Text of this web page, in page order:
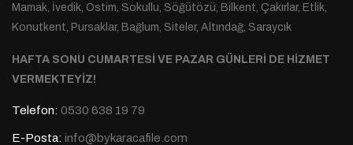
Mamak, İvedik, Ostim, Sokullu, Söğütözü, Bilkent, Çakırlar, Etlik,
Konutkent, Pursaklar, Bağlum, Siteler, Altındağ, Saraycık
HAFTA SONU CUMARTESİ VE PAZAR GÜNLERİ DE HİZMET
VERMEKTEYİZ!
Telefon: 0530 638 19 79
E-Posta: info@bykaracafile.com